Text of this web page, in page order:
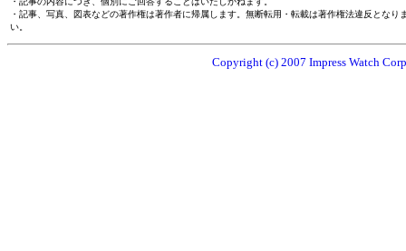
・記事、写真、図表などの著作権は著作者に帰属します。無断転用・転載は著作権法違反とな
い。
Copyright (c) 2007 Impress Watch